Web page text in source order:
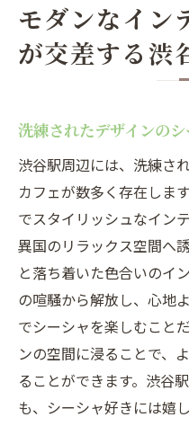
モダンなイン
が交差する渋
洗練されたデザインの
渋谷駅周辺には、洗練さ
カフェが数多く存在しま
でスタイリッシュなイン
異国のリラックス空間へ
と落ち着いた色合いのイ
の喧騒から解放し、心地
でシーシャを楽しむこと
ンの空間に浸ることで、
ることができます。渋谷
も、シーシャ好きには嬉